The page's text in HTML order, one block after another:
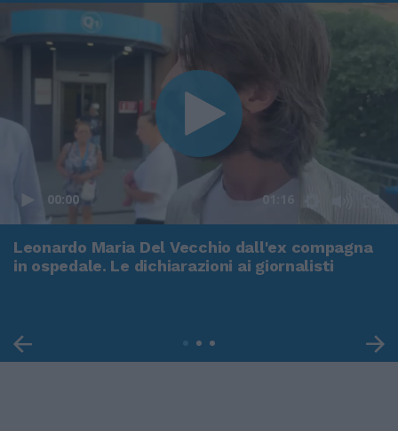
00:00 01:16
Leonardo Maria Del Vecchio dall'ex compagna
in ospedale. Le dichiarazioni ai giornalisti